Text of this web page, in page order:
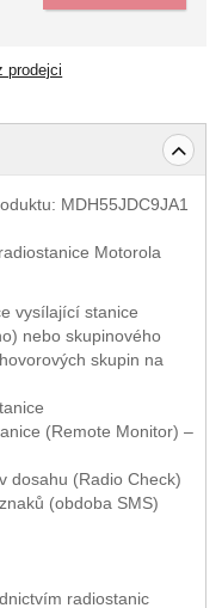
prodejci
MDH55JDC9JA1
Motorola
vysílající stanice
nebo skupinového
skupin na
(Remote Monitor) –
dosahu (Radio Check)
(obdoba SMS)
radiostanic